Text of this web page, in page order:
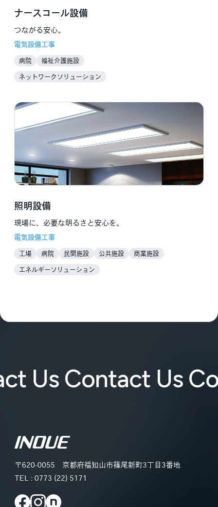
ナースコール設備
つながる安心。
電気設備工事
病院 福祉介護施設
ネットワークソリューション
照明設備
現場に、必要な明るさと安心を。
電気設備工事
工場 病院 民間施設 公共施設
商業施設
エネルギーソリューション
Contact Us
〒620-0055 京都府福知山市篠尾新町3丁目3番地
TEL : 0773 (22) 5171